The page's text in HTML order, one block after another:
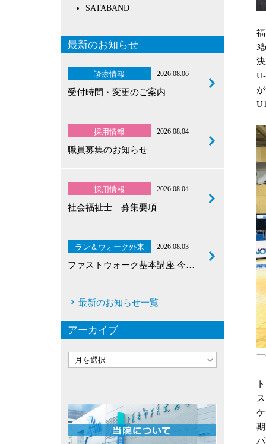
SATABAND
最新のお知らせ
診療情報 2026.08.06
受付時間・変更のご案内
採用情報 2026.08.04
職員募集のお知らせ
採用情報 2026.08.04
社会福祉士 募集要項
ラン＆ウォーク外来 2026.08.03
ファストウォーク基本講座 今…
最新のお知らせ一覧
アーカイブ
3